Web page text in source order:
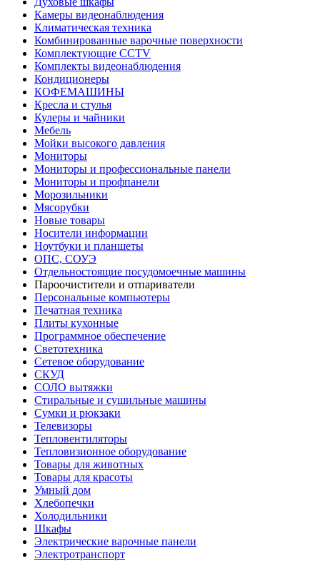
Камеры видеонаблюдения
Климатическая техника
Комбинированные варочные поверхности
Комплектующие CCTV
Комплекты видеонаблюдения
Кондиционеры
КОФЕМАШИНЫ
Кресла и стулья
Кулеры и чайники
Мебель
Мойки высокого давления
Мониторы
Мониторы и профессиональные панели
Мониторы и профпанели
Морозильники
Мясорубки
Новые товары
Носители информации
Ноутбуки и планшеты
ОПС, СОУЭ
Отдельностоящие посудомоечные машины
Пароочистители и отпариватели
Персональные компьютеры
Печатная техника
Плиты кухонные
Программное обеспечение
Светотехника
Сетевое оборудование
СКУД
СОЛО вытяжки
Стиральные и сушильные машины
Сумки и рюкзаки
Телевизоры
Тепловентиляторы
Тепловизионное оборудование
Товары для животных
Товары для красоты
Умный дом
Хлебопечки
Холодильники
Шкафы
Электрические варочные панели
Электротранспорт